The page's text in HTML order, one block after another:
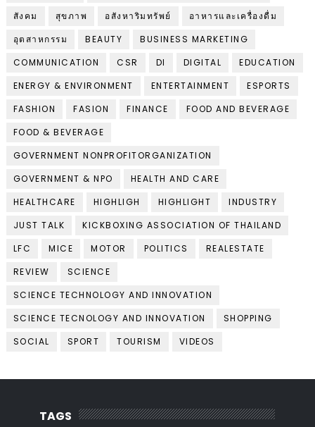
สังคม
สุขภาพ อสังหาริมทรัพย์
อาหารและเครื่องดื่ม
อุตสาหกรรม
BEAUTY
BUSINESS MARKETING
COMMUNICATION
CSR DI DIGITAL
EDUCATION
ENERGY & ENVIRONMENT
ENTERTAINMENT
ESPORTS
FASHION
FASION FINANCE
FOOD AND BEVERAGE
FOOD & BEVERAGE
GOVERNMENT NONPROFITORGANIZATION
GOVERNMENT & NPO
HEALTH AND CARE
HEALTHCARE
HIGHLIGH HIGHLIGHT
INDUSTRY
JUST TALK
KICKBOXING ASSOCIATION OF THAILAND
LFC
MICE MOTOR POLITICS
REALESTATE
REVIEW
SCIENCE
SCIENCE TECHNOLOGY AND INNOVATION
SCIENCE TECNOLOGY AND INNOVATION
SHOPPING
SOCIAL
SPORT TOURISM VIDEOS
TAGS